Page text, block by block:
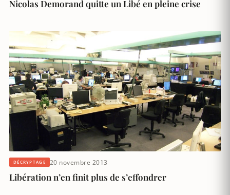
Nicolas Demorand quitte un Libé en pleine crise
DÉCRYPTAGE 20 novembre 2013
Libération n’en finit plus de s’effondrer